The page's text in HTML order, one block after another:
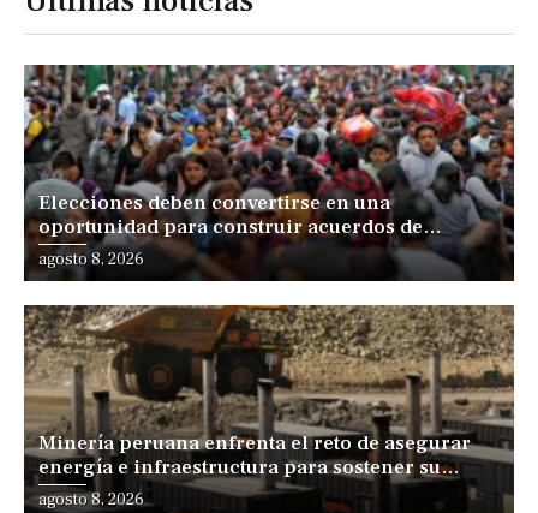
Elecciones deben convertirse en una
oportunidad para construir acuerdos de
desarrollo, sostiene especialista
agosto 8, 2026
Minería peruana enfrenta el reto de asegurar
energía e infraestructura para sostener su
expansión
agosto 8, 2026